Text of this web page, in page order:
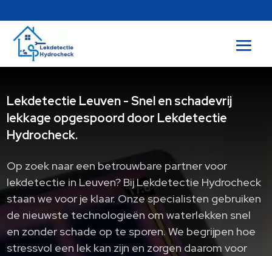
Lekdetectie Leuven - Snel en schadevrij
lekkage opgespoord door Lekdetectie
Hydrocheck.
Op zoek naar een betrouwbare partner voor
lekdetectie in Leuven? Bij Lekdetectie Hydrocheck
staan we voor je klaar. Onze specialisten gebruiken
de nieuwste technologieën om waterlekken snel
en zonder schade op te sporen. We begrijpen hoe
stressvol een lek kan zijn en zorgen daarom voor